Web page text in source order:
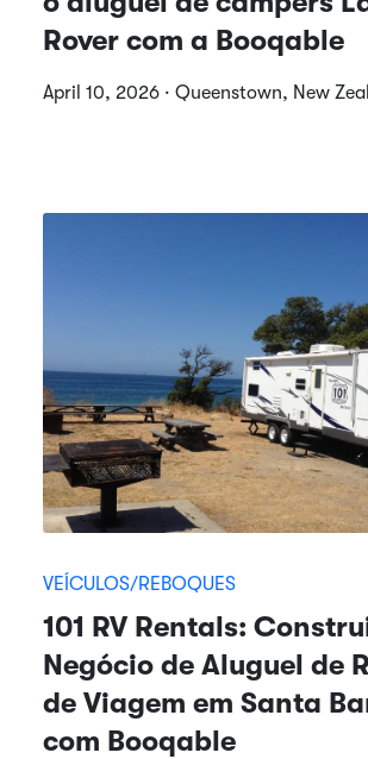
Rover com a Booqable
April 10, 2026 · Queenstown, New
VEÍCULOS/REBOQUES
101 RV Rentals:
Negócio de Aluguel de
de Viagem em Santa
com Booqable